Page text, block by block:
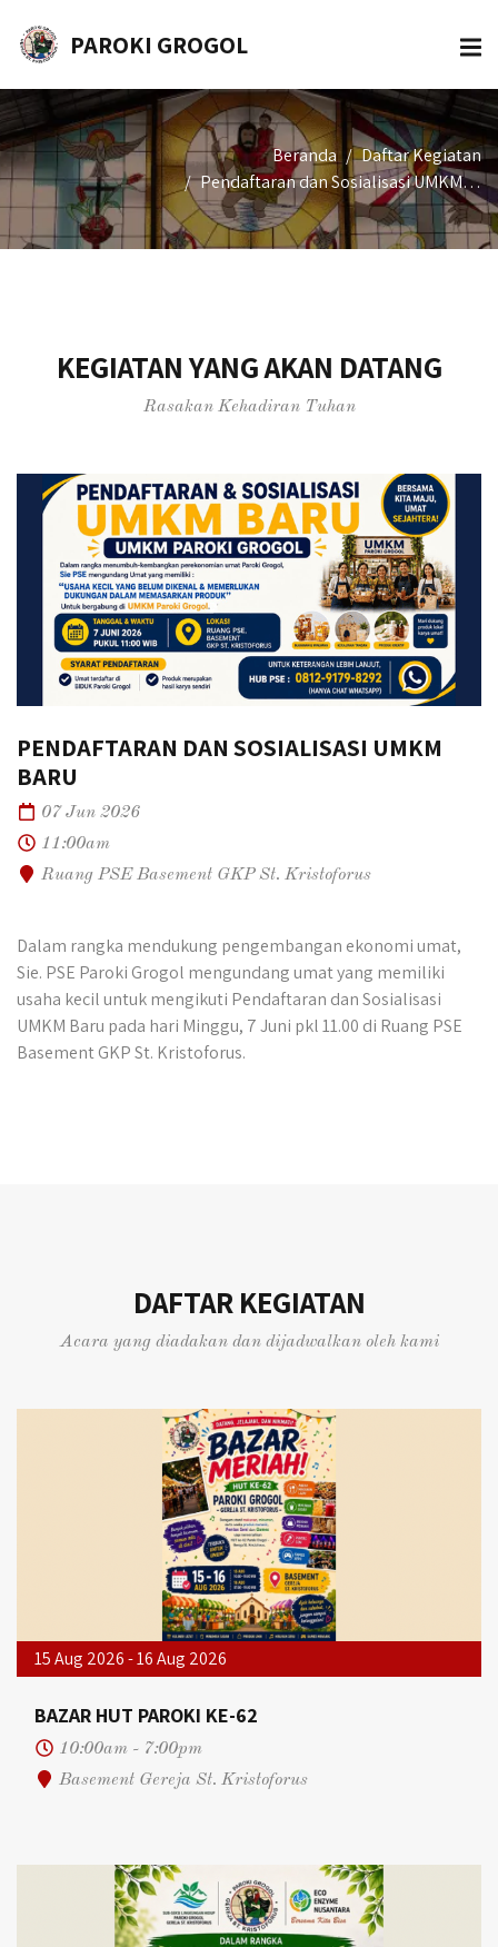
PAROKI GROGOL
Beranda
Daftar Kegiatan
Pendaftaran dan Sosialisasi UMKM…
KEGIATAN YANG AKAN DATANG
Rasakan Kehadiran Tuhan
PENDAFTARAN DAN SOSIALISASI UMKM
BARU
07 Jun 2026
11:00am
Ruang PSE Basement GKP St. Kristoforus
Dalam rangka mendukung pengembangan ekonomi umat,
Sie. PSE Paroki Grogol mengundang umat yang memiliki
usaha kecil untuk mengikuti Pendaftaran dan Sosialisasi
UMKM Baru pada hari Minggu, 7 Juni pkl 11.00 di Ruang PSE
Basement GKP St. Kristoforus.
DAFTAR KEGIATAN
Acara yang diadakan dan dijadwalkan oleh kami
15 Aug 2026 - 16 Aug 2026
BAZAR HUT PAROKI KE-62
10:00am - 7:00pm
Basement Gereja St. Kristoforus